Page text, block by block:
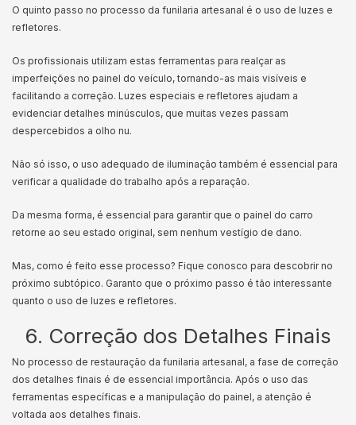
O quinto passo no processo da funilaria artesanal é o uso de luzes e
refletores.
Os profissionais utilizam estas ferramentas para realçar as
imperfeições no painel do veículo, tornando-as mais visíveis e
facilitando a correção. Luzes especiais e refletores ajudam a
evidenciar detalhes minúsculos, que muitas vezes passam
despercebidos a olho nu.
Não só isso, o uso adequado de iluminação também é essencial para
verificar a qualidade do trabalho após a reparação.
Da mesma forma, é essencial para garantir que o painel do carro
retorne ao seu estado original, sem nenhum vestígio de dano.
Mas, como é feito esse processo? Fique conosco para descobrir no
próximo subtópico. Garanto que o próximo passo é tão interessante
quanto o uso de luzes e refletores.
6. Correção dos Detalhes Finais
No processo de restauração da funilaria artesanal, a fase de correção
dos detalhes finais é de essencial importância. Após o uso das
ferramentas específicas e a manipulação do painel, a atenção é
voltada aos detalhes finais.